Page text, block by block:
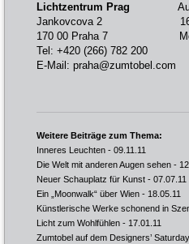
Lichtzentrum Prag
Jankovcova 2 16.
170 00 Praha 7 Mo - Do:
Tel: +420 (266) 782 200
E-Mail: praha@zumtobel.com
Weitere Beiträge zum Thema:
Inneres Leuchten - 09.11.11
Die Welt mit anderen Augen sehen -
Neuer Schauplatz für Kunst - 07.07.11
Ein „Moonwalk“ über Wien - 18.05.11
Künstlerische Werke schonend in
Licht zum Wohlfühlen - 17.01.11
Zumtobel auf dem Designers’